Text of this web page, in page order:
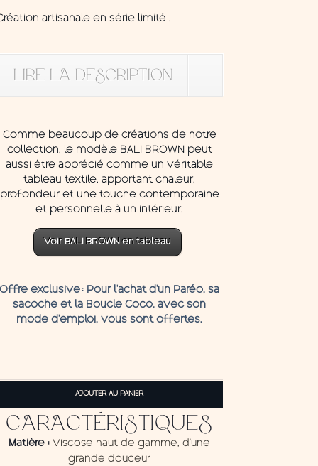
artisanale en série limité .
LIRE LA DESCRIPTION
Comme beaucoup de créations de notre
collection, le modèle BALI BROWN peut
aussi être apprécié comme un véritable
tableau textile, apportant chaleur,
profondeur et une touche contemporaine
et personnelle à un intérieur.
Voir BALI BROWN en tableau
Offre exclusive: Pour l’achat d’un Paréo, sa
sacoche et la Boucle Coco, avec son
mode d'emploi, vous sont offertes.
de
Bali
Brown
AJOUTER AU PANIER
CARACTÉRISTIQUES
Matière :Viscose haut de gamme, d'une
grande douceur